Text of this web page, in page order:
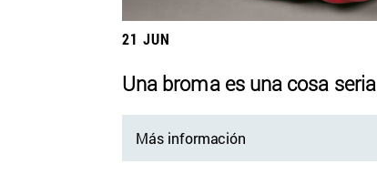
21 JUN
Una broma es una cosa seria
Más información